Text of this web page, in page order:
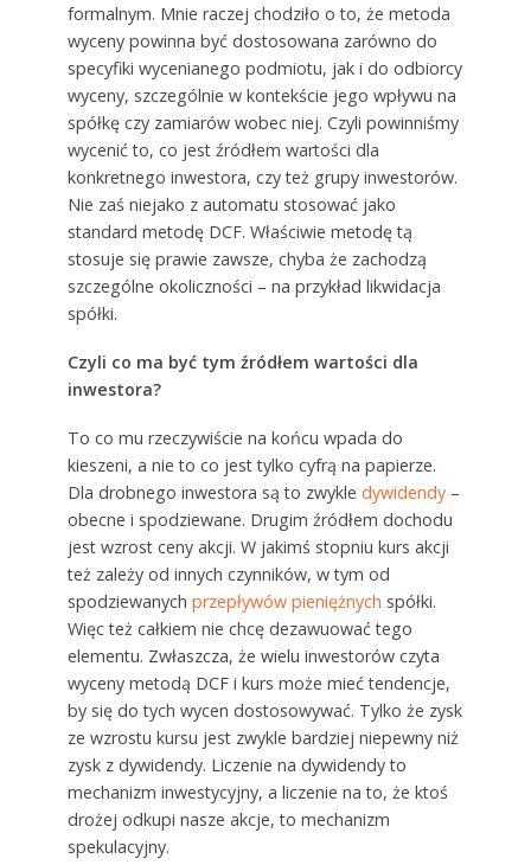
formalnym. Mnie raczej chodziło o to, że metoda
wyceny powinna być dostosowana zarówno do
specyfiki wycenianego podmiotu, jak i do odbiorcy
wyceny, szczególnie w kontekście jego wpływu na
spółkę czy zamiarów wobec niej. Czyli powinniśmy
wycenić to, co jest źródłem wartości dla
konkretnego inwestora, czy też grupy inwestorów.
Nie zaś niejako z automatu stosować jako
standard metodę DCF. Właściwie metodę tą
stosuje się prawie zawsze, chyba że zachodzą
szczególne okoliczności – na przykład likwidacja
spółki.
Czyli co ma być tym źródłem wartości dla
inwestora?
To co mu rzeczywiście na końcu wpada do
kieszeni, a nie to co jest tylko cyfrą na papierze.
Dla drobnego inwestora są to zwykle dywidendy–
obecne i spodziewane. Drugim źródłem dochodu
jest wzrost ceny akcji. W jakimś stopniu kurs akcji
też zależy od innych czynników, w tym od
spodziewanych przepływów pieniężnych spółki.
Więc też całkiem nie chcę dezawuować tego
elementu. Zwłaszcza, że wielu inwestorów czyta
wyceny metodą DCF i kurs może mieć tendencje,
by się do tych wycen dostosowywać. Tylko że zysk
ze wzrostu kursu jest zwykle bardziej niepewny niż
zysk z dywidendy. Liczenie na dywidendy to
mechanizm inwestycyjny, a liczenie na to, że ktoś
drożej odkupi nasze akcje, to mechanizm
spekulacyjny.